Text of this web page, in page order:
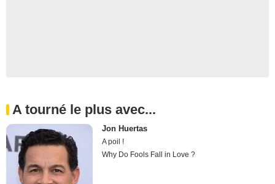
A tourné le plus avec...
Jon Huertas
A poil !
Why Do Fools Fall in Love ?